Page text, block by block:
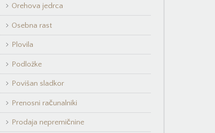
Orehova jedrca
Osebna rast
Plovila
Podložke
Povišan sladkor
Prenosni računalniki
Prodaja nepremičnine